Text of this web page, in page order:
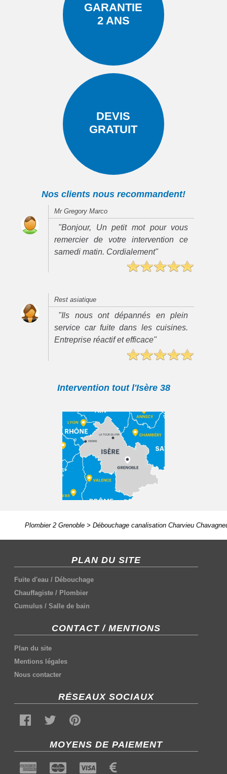
GARANTIE
2 ANS
DEVIS
GRATUIT
Nos clients nous recommandent!
Mr Gregory Marco
"Bonjour, Un petit mot pour vous
remercier de votre intervention ce
samedi matin. Cordialement"
Rest asiatique
"Ils nous ont dépannés en plein
service car fuite dans les cuisines.
Entreprise réactif et efficace"
Intervention tout l'Isère 38
Plombier 2 Grenoble> Débouchage canalisation Charvieu
PLAN DU SITE
Fuite d'eau / Débouchage
Chauffagiste / Plombier
Cumulus /Salle de bain
CONTACT / MENTIONS
Plan du site
Mentions légales
Nous contacter
RÉSEAUX SOCIAUX
MOYENS DE PAIEMENT